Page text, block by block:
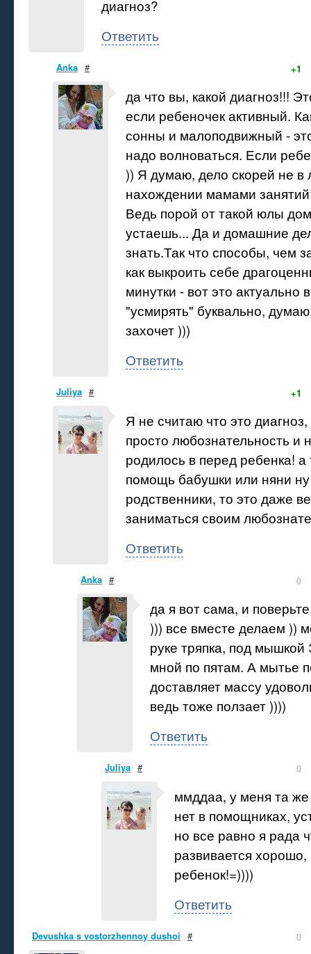
диагноз?
Ответить
Anka # +1
да что вы, какой диагноз!!!
если ребеночек активный.
сонны и малоподвижный -
надо волноваться. Если
)) Я думаю, дело скорей не в
нахождении мамами
Ведь порой от такой юлы
устаешь... Да и домашние
знать.Так что способы, чем
как выкроить себе
минутки - вот это актуально
"усмирять" буквально,
захочет )))
Ответить
Juliya # +1
Я не считаю что это
просто любознательность и
родилось в перед ребенка! а
помощь бабушки или няни
родственники, то это даже
заниматься своим
Ответить
Anka # 0
да я вот сама, и
))) все вместе делаем ))
руке тряпка, под мышкой
мной по пятам. А мытье
доставляет массу
ведь тоже ползает ))))
Ответить
Juliya # 0
ммддаа, у меня та же
нет в помощниках,
но все равно я рада
развивается
ребенок!=))))
Ответить
Devushka s vostorzhennoy dushoi # 0